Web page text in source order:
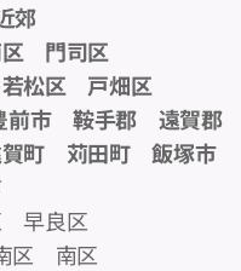
郊
門司区
松区 戸畑区
市 鞍手郡 遠賀郡
町 苅田町 飯塚市
早良区
区 南区